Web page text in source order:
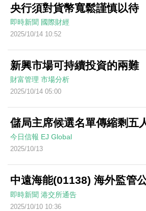
央行須對貨幣寬鬆謹慎以待
即時新聞 國際財經
2025/10/14 10:52
新興市場可持續投資的兩難
財富管理 市場分析
2025/10/14 05:00
儲局主席候選名單傳縮剩五
今日信報 EJ Global
2025/10/13
中遠海能(01138) 海外監管
即時新聞 港交所通告
2025/10/10 10:36